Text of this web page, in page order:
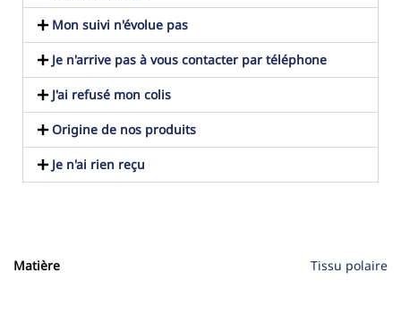
Mon suivi n'évolue pas
Je n'arrive pas à vous contacter par téléphone
J'ai refusé mon colis
Origine de nos produits
Je n'ai rien reçu
Matière Tissu polaire